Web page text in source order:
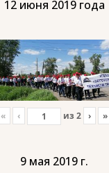
12 июня 2019 года
« ‹ из 2 › »
9 мая 2019 г.